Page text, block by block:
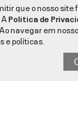
que o nosso
Politica de
navegar em
e políticas.